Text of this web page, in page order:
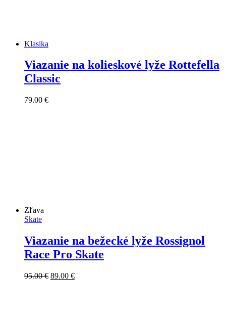
Klasika
Viazanie na kolieskové lyže Rottefella
Classic
79.00 €
Zľava
Skate
Viazanie na bežecké lyže Rossignol
Race Pro Skate
95.00€ Pôvodná
89.00 €Aktuálna